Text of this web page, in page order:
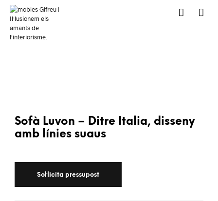
Sofà Luvon – Ditre Italia, disseny
amb línies suaus